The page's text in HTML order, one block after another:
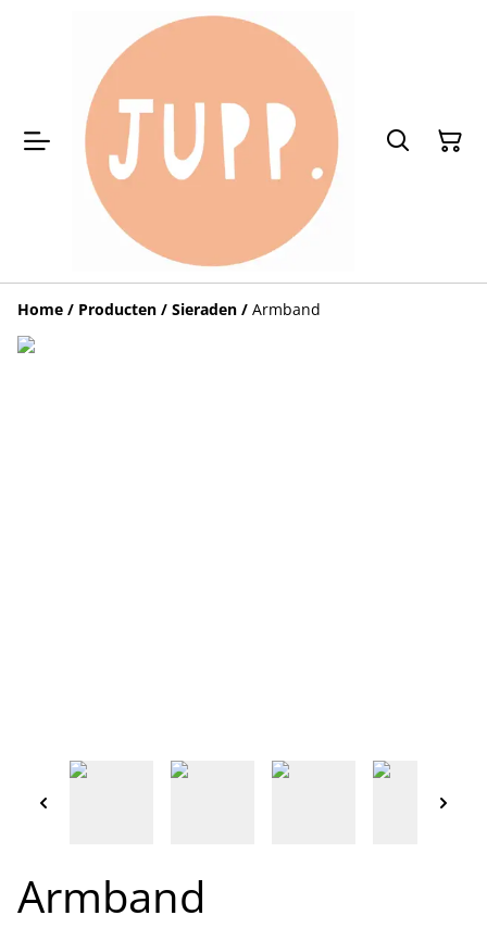
Home / Producten / Sieraden / Armband
Armband